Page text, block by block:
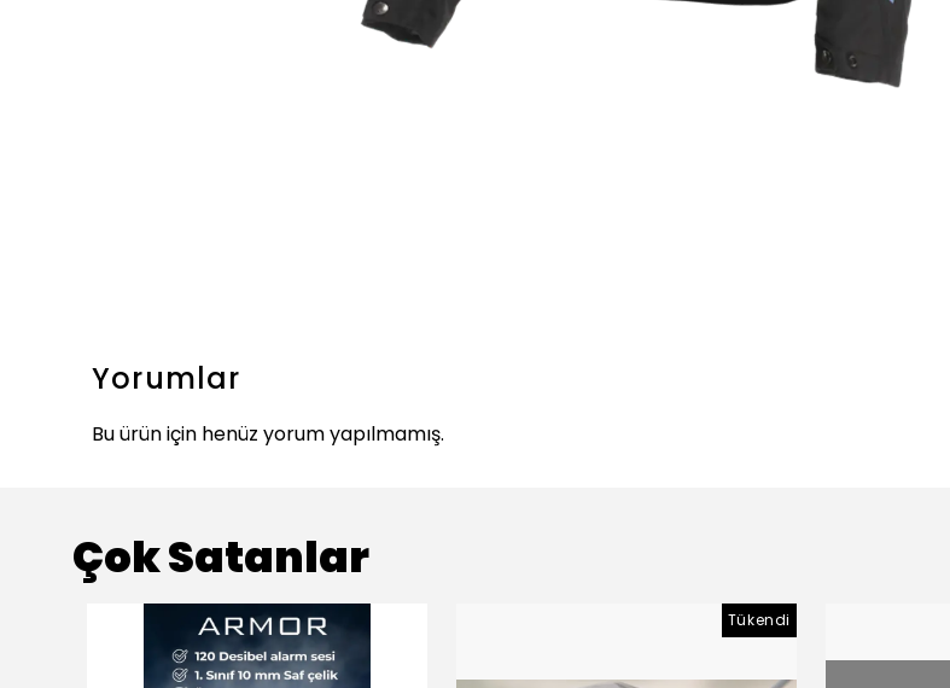
Yorumlar
Bu ürün için henüz yorum yapılmamış.
Çok Satanlar
Tükendi